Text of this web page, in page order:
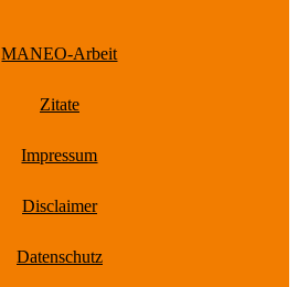
MANEO-Arbeit
Zitate
Impressum
Disclaimer
Datenschutz